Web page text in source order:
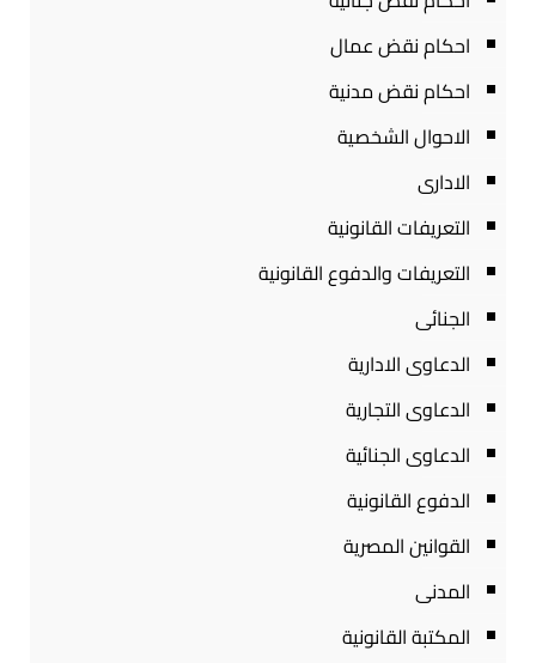
احكام نقض عمال
احكام نقض مدنية
الاحوال الشخصية
الادارى
التعريفات القانونية
التعريفات والدفوع القانونية
الجنائى
الدعاوى الادارية
الدعاوى التجارية
الدعاوى الجنائية
الدفوع القانونية
القوانين المصرية
المدنى
المكتبة القانونية